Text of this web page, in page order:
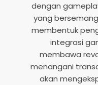
dengan
yang
membentuk
integrasi
membawa
menangani
akan